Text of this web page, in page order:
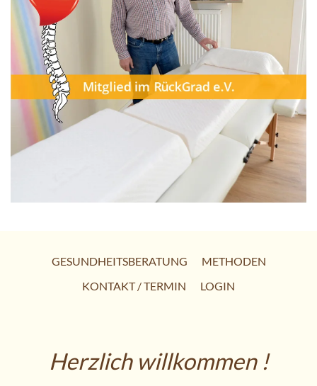
GESUNDHEITSBERATUNG
METHODEN
KONTAKT / TERMIN
LOGIN
Herzlich willkommen !